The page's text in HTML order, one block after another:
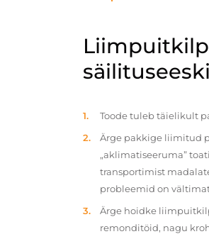
Toode tuleb täielikult
Ärge pakkige liimitud
„aklimatiseeruma”
transportimist
probleemid on
Ärge hoidke
remonditöid, nagu